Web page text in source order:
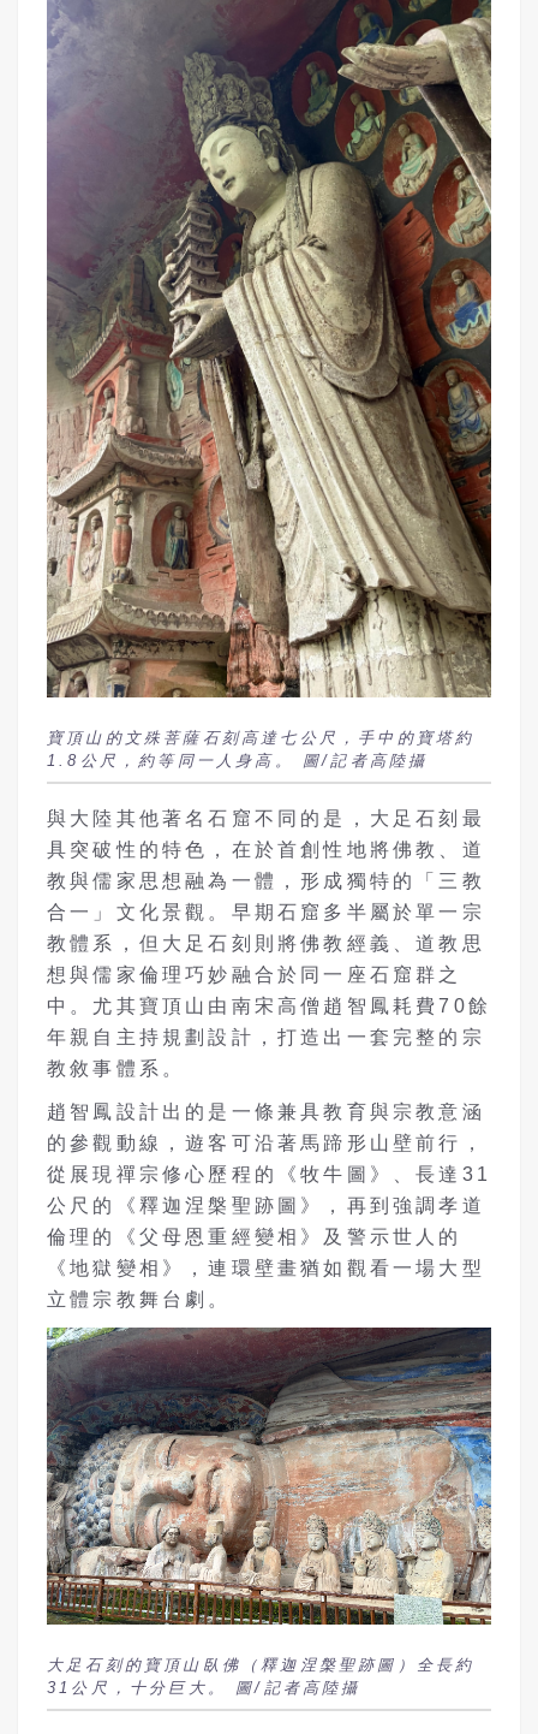
寶頂山的文殊菩薩石刻高達七公尺，手中的寶塔約
1.8公尺，約等同一人身高。 圖/記者高陸攝
與大陸其他著名石窟不同的是，大足石刻最
具突破性的特色，在於首創性地將佛教、道
教與儒家思想融為一體，形成獨特的「三教
合一」文化景觀。早期石窟多半屬於單一宗
教體系，但大足石刻則將佛教經義、道教思
想與儒家倫理巧妙融合於同一座石窟群之
中。尤其寶頂山由南宋高僧趙智鳳耗費70餘
年親自主持規劃設計，打造出一套完整的宗
教敘事體系。
趙智鳳設計出的是一條兼具教育與宗教意涵
的參觀動線，遊客可沿著馬蹄形山壁前行，
從展現禪宗修心歷程的《牧牛圖》、長達31
公尺的《釋迦涅槃聖跡圖》，再到強調孝道
倫理的《父母恩重經變相》及警示世人的
《地獄變相》，連環壁畫猶如觀看一場大型
立體宗教舞台劇。
大足石刻的寶頂山臥佛（釋迦涅槃聖跡圖）全長約
31公尺，十分巨大。 圖/記者高陸攝